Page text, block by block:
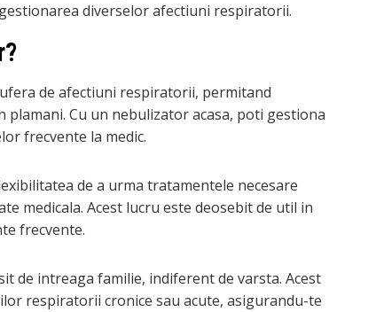
diverselor afectiuni respiratorii.
de afectiuni respiratorii, permitand
Cu un nebulizator acasa, poti gestiona
frecvente la medic.
de a urma tratamentele necesare
medicala. Acest lucru este deosebit de util in
frecvente.
de intreaga familie, indiferent de varsta. Acest
respiratorii cronice sau acute, asigurandu-te